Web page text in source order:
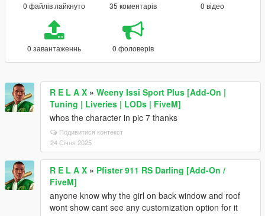
0 файлів лайкнуто 35 коментарів 0 відео
0 завантаженнь 0 фоловерів
R E L A X » Weeny Issi Sport Plus [Add-On |
Tuning | Liveries | LODs | FiveM]
whos the character in pic 7 thanks
Подивитися контекст
24 Січня 2025
R E L A X » Pfister 911 RS Darling [Add-On /
FiveM]
anyone know why the girl on back window and roof
wont show cant see any customization option for it